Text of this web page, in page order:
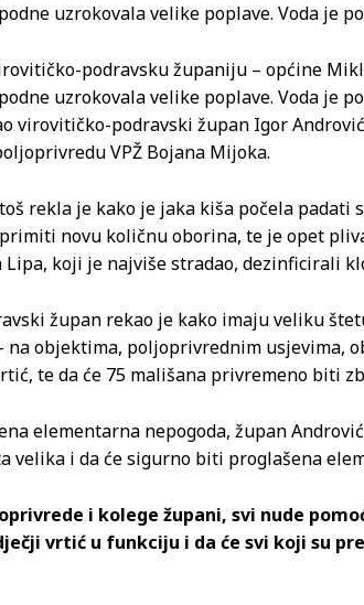
uzrokovala velike poplave. Voda je
podravsku županiju – općine
uzrokovala velike poplave. Voda je
virovitičko-podravski župan Igor
VPŽ Bojana Mijoka.
rekla je kako je jaka kiša počela padati
novu količnu oborina, te je opet
koji je najviše stradao, dezinficirali
župan rekao je kako imaju veliku
na objektima, poljoprivrednim usjevima,
te da će 75 mališana privremeno biti
elementarna nepogoda, župan
velika i da će sigurno biti proglašena
i kolege župani, svi nude
vrtić u funkciju i da će svi koji su